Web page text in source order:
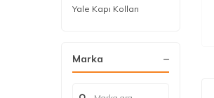
Yale Kapı Kolları
Marka